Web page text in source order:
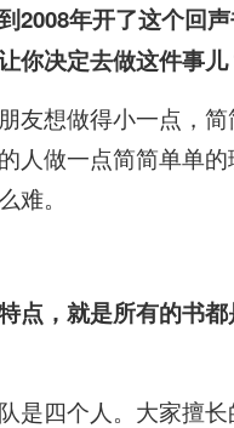
2008年开了这个回
你决定去做这件事儿
友想做得小一点，
人做一点简简单单
难。
点，就是所有的书
是四个人。大家擅